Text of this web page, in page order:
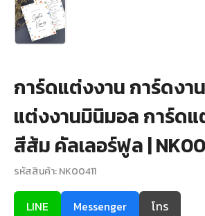
รีวิว
เกี่ยวกับเรา
บทความ
การ์ดแต่งงาน การ์ดงา
แต่งงานมินิมอล การ์ดแ
สีส้ม คัลเลอร์ฟูล |
รหัสสินค้า: NK00411
LINE Messenger โทร